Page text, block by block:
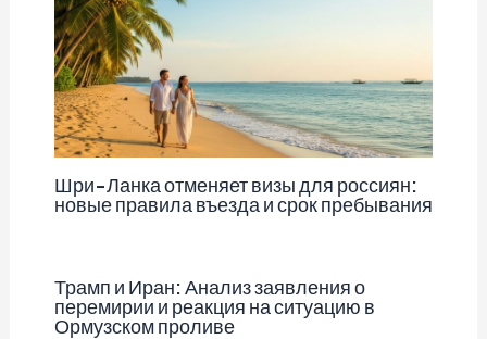
Шри-Ланка отменяет визы для россиян:
новые правила въезда и срок пребывания
Трамп и Иран: Анализ заявления о
перемирии и реакция на ситуацию в
Ормузском проливе